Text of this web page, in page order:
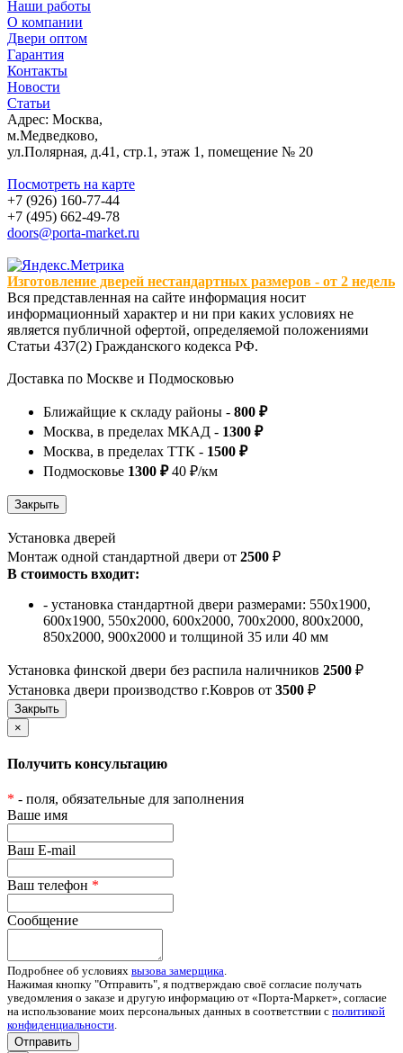
Наши работы
О компании
Двери оптом
Гарантия
Контакты
Новости
Статьи
Адрес: Москва,
м.Медведково,
ул.Полярная, д.41, стр.1, этаж 1, помещение № 20
Посмотреть на карте
+7 (926) 160-77-44
+7 (495) 662-49-78
doors@porta-market.ru
Изготовление дверей нестандартных размеров - от 2 недель
Вся представленная на сайте информация носит
информационный характер и ни при каких условиях не
является публичной офертой, определяемой положениями
Статьи 437(2) Гражданского кодекса РФ.
Доставка по Москве и Подмосковью
Ближайщие к складу районы - 800 ₽
Москва, в пределах МКАД - 1300 ₽
Москва, в пределах ТТК - 1500 ₽
Подмосковье 1300 ₽40 ₽/км
Установка дверей
Монтаж одной стандартной двери от 2500 ₽
В стоимость входит:
- установка стандартной двери размерами: 550х1900,
600х1900, 550х2000, 600х2000, 700х2000, 800х2000,
850х2000, 900х2000 и толщиной 35 или 40 мм
Установка финской двери без распила наличников 2500 ₽
Установка двери производство г.Ковров от 3500 ₽
×
Получить консультацию
* - поля, обязательные для заполнения
Ваше имя
Ваш E-mail
Ваш телефон *
Сообщение
Подробнее об условиях вызова замерщика.
Нажимая кнопку "Отправить", я подтверждаю своё согласие получать
уведомления о заказе и другую информацию от «Порта-Маркет», согласие
на использование моих персональных данных в соответствии с политикой
конфиденциальности.
Отправить